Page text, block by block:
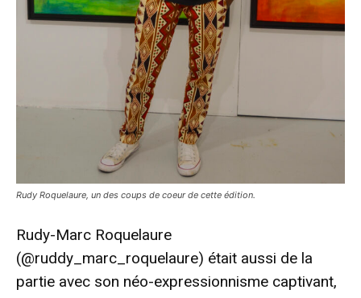
Rudy Roquelaure, un des coups de coeur de cette édition.
Rudy-Marc Roquelaure
(@ruddy_marc_roquelaure) était aussi de la
partie avec son néo-expressionnisme captivant,